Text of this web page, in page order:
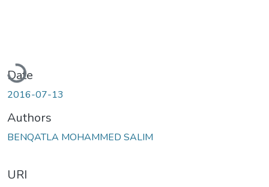
Date
2016-07-13
Authors
BENQATLA MOHAMMED SALIM
URI